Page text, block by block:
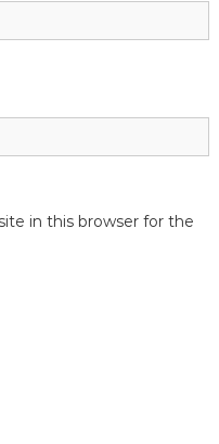
in this browser for the